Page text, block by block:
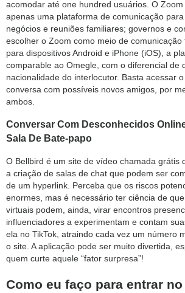
acomodar até one hundred usuários. O
apenas uma plataforma de comunicação
negócios e reuniões familiares; governos e
escolher o Zoom como meio de
para dispositivos Android e iPhone (iOS), a
comparable ao Omegle, com o diferencial de
nacionalidade do interlocutor. Basta acessar
conversa com possíveis novos amigos, por
ambos.
Conversar Com Desconhecidos
Sala De Bate-papo
O Bellbird é um site de vídeo chamada grátis
a criação de salas de chat que podem ser
de um hyperlink. Perceba que os riscos
enormes, mas é necessário ter ciência de
virtuais podem, ainda, virar encontros
influenciadores a experimentam e contam
ela no TikTok, atraindo cada vez um número
o site. A aplicação pode ser muito divertida,
quem curte aquele “fator surpresa”!
Como eu faço para entrar